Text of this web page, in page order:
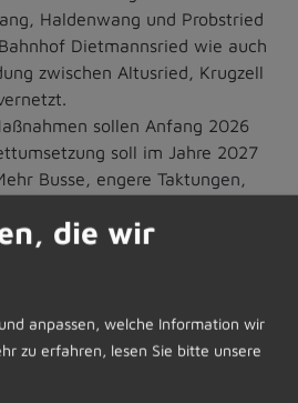
Haldenwang und Probstried
Dietmannsried wie auch
zwischen Altusried, Krugzell
sollen Anfang 2026
soll im Jahre 2027
Busse, engere Taktungen,
erheblichen finanziellen
für den gesamten Landkreis
Maßnahmenrückstellungen
werden können, muss von
von ca. 3,5 bis 4 Mio. Euro
die wir
anpassen, welche Information wir
zu erfahren, lesen Sie bitte unsere